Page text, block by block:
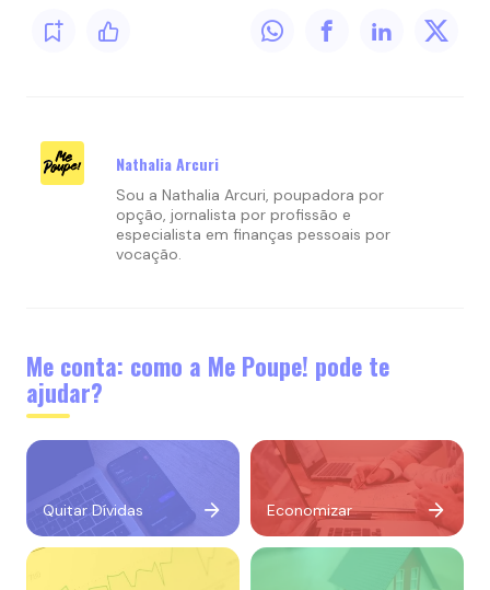
Nathalia Arcuri
Sou a Nathalia Arcuri, poupadora por
opção, jornalista por profissão e
especialista em finanças pessoais por
vocação.
Me conta: como a Me Poupe! pode te
ajudar?
Quitar Dívidas Economizar